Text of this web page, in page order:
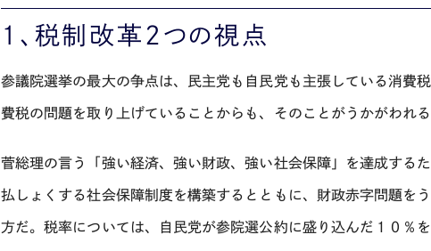
１、税制改革２つの視点
参議院選挙の最大の争点は、民主党も自民党も主張している消費
費税の問題を取り上げていることからも、そのことがうかがわれる
菅総理の言う「強い経済、強い財政、強い社会保障」を達成する
払しょくする社会保障制度を構築するとともに、財政赤字問題を
方だ。税率については、自民党が参院選公約に盛り込んだ１０％